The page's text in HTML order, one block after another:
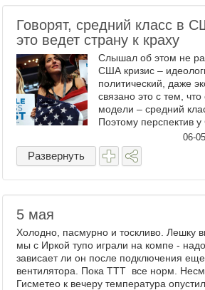
Говорят, средний класс в
это ведет страну к краху
Слышал об этом не
США кризис –
политический, даже
связано это с тем,
модели – средний
Поэтому перспектив
закат, развал и
российское
06-
Развернуть
5 мая
Холодно, пасмурно и тоскливо. Лешку
мы с Иркой тупо играли на компе -
зависает ли он после подключения
вентилятора. Пока ТТТ все норм.
Гисметео к вечеру температура